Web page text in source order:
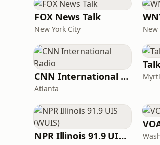
FOX News Talk
New York City New
CNN International Radio
Atlanta
NPR Illinois 91.9 UIS (WUIS)